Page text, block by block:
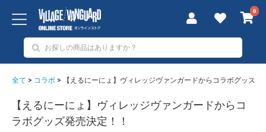
0
全て > コラボ > 【えるにーにょ】ヴィレッジヴァンガードからコラボグッズ発
【えるにーにょ】ヴィレッジヴァンガードからコ
ラボグッズ発売決定！！